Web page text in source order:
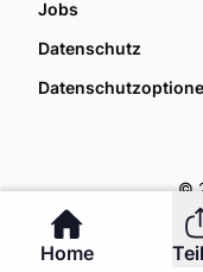
Jobs
Datenschutz
©
Home